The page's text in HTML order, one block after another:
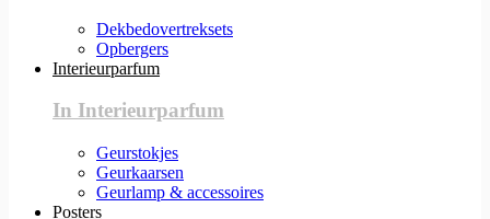
Dekbedovertreksets
Opbergers
Interieurparfum
In Interieurparfum
Geurstokjes
Geurkaarsen
Geurlamp & accessoires
Posters